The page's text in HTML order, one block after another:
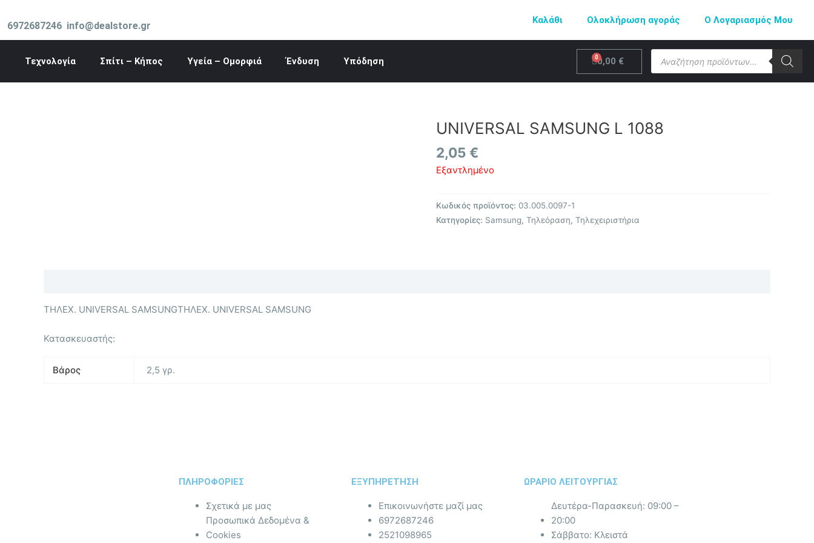
στο6972687246 info@dealstore.gr Καλάθι Ολοκλήρωση αγοράς Ο Λογαριασμός Μου
Τεχνολογία Σπίτι – Κήπος Υγεία – Ομορφιά Ένδυση Υπόδηση 0,00 €
Cart
Products
search
UNIVERSAL SAMSUNG L 1088
2,05 €
Εξαντλημένο
Κωδικός προϊόντος: 03.005.0097-1
Κατηγορίες: Samsung, Τηλεόραση, Τηλεχειριστήρια
ΤΗΛΕΧ. UNIVERSAL SAMSUNGΤΗΛΕΧ. UNIVERSAL SAMSUNG
Κατασκευαστής:
Βάρος 2,5 γρ.
ΠΛΗΡΟΦΟΡΙΕΣ
Σχετικά με μας
Προσωπικά Δεδομένα &
Cookies
ΕΞΥΠΗΡΕΤΗΣΗ
Επικοινωνήστε μαζί μας
6972687246
2521098965
ΩΡΑΡΙΟ ΛΕΙΤΟΥΡΓΙΑΣ​
Δευτέρα-Παρασκευή: 09:00 –
20:00
Σάββατο: Κλειστά